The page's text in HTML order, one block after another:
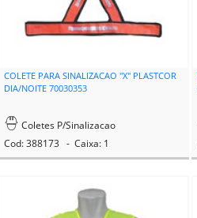
COLETE PARA SINALIZACAO "X" PLASTCOR
DIA/NOITE 70030353
Coletes P/Sinalizacao
Cod: 388173 - Caixa: 1